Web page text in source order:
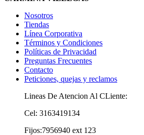
Nosotros
Tiendas
Línea Corporativa
Términos y Condiciones
Políticas de Privacidad
Preguntas Frecuentes
Contacto
Peticiones, quejas y reclamos
Lineas De Atencion Al CLiente:
Cel: 3163419134
Fijos:7956940 ext 123